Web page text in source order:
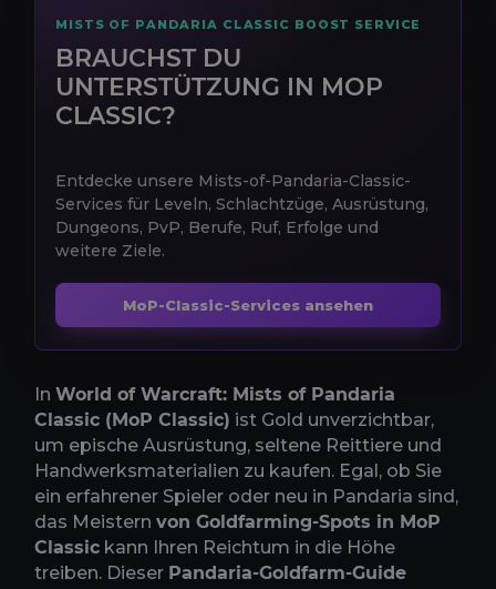
MISTS OF PANDARIA CLASSIC BOOST SERVICE
BRAUCHST DU
UNTERSTÜTZUNG IN MOP
CLASSIC?
Entdecke unsere Mists-of-Pandaria-Classic-
Services für Leveln, Schlachtzüge, Ausrüstung,
Dungeons, PvP, Berufe, Ruf, Erfolge und
weitere Ziele.
MoP-Classic-Services ansehen
In World of Warcraft: Mists of Pandaria
Classic (MoP Classic) ist Gold unverzichtbar,
um epische Ausrüstung, seltene Reittiere und
Handwerksmaterialien zu kaufen. Egal, ob Sie
ein erfahrener Spieler oder neu in Pandaria sind,
das Meistern von Goldfarming-Spots in MoP
Classic kann Ihren Reichtum in die Höhe
treiben. Dieser Pandaria-Goldfarm-Guide